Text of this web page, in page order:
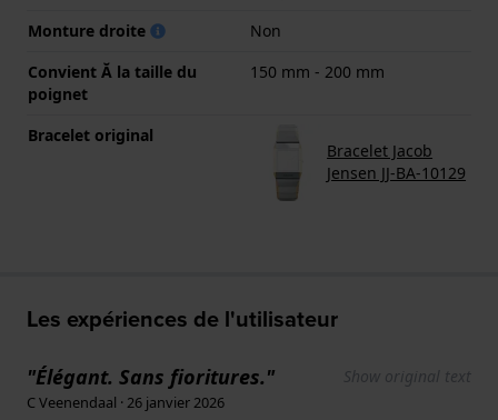
Monture droite
Non
Convient Ă la taille du
poignet
150 mm - 200 mm
Bracelet original
Bracelet Jacob
Jensen JJ-BA-10129
Les expériences de l'utilisateur
"Élégant. Sans fioritures." Show original text
C Veenendaal · 26 janvier 2026